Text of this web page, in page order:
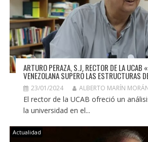
ARTURO PERAZA, S.J. RECTOR DE LA UCAB
VENEZOLANA SUPERÓ LAS ESTRUCTURAS
23/01/2024 ALBERTO MARÍN
El rector de la UCAB ofreció un
la universidad en el...
Actualidad